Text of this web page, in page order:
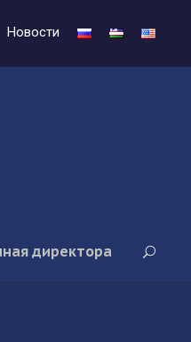
Новости
директора